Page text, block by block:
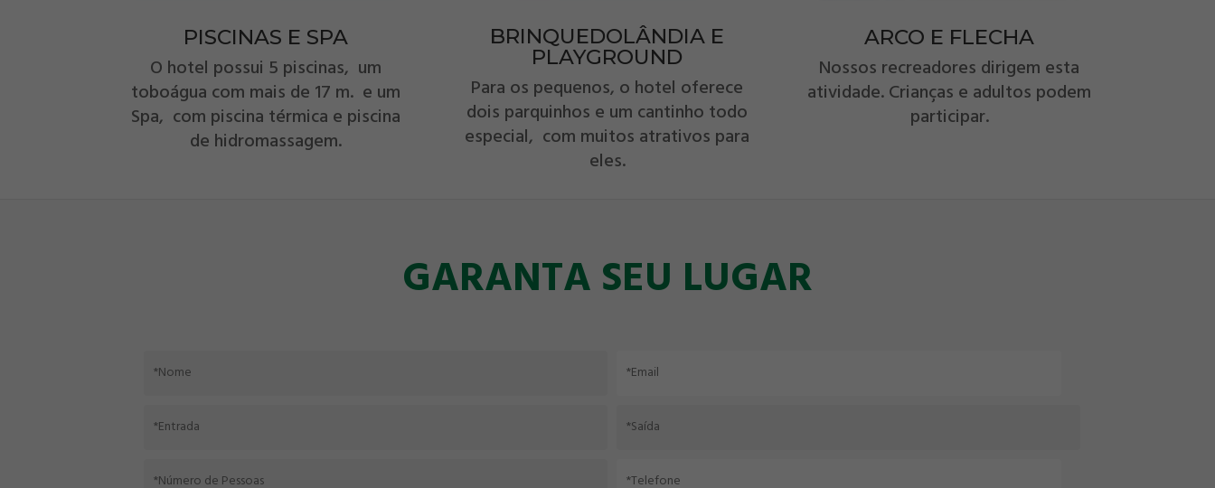
PISCINAS E SPA
O hotel possui 5 piscinas, um
toboágua com mais de 17 m. e um
Spa, com piscina térmica e piscina
de hidromassagem.
BRINQUEDOLÂNDIA E
PLAYGROUND
Para os pequenos, o hotel oferece
dois parquinhos e um cantinho todo
especial, com muitos atrativos para
eles.
ARCO E FLECHA
Nossos recreadores dirigem esta
atividade. Crianças e adultos podem
participar.
GARANTA SEU LUGAR